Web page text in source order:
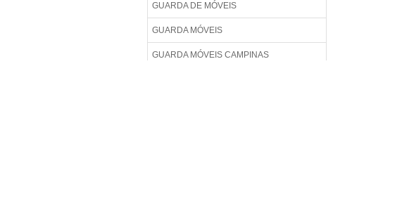
GUARDA DE MÓVEIS
GUARDA MÓVEIS
GUARDA MÓVEIS CAMPINAS